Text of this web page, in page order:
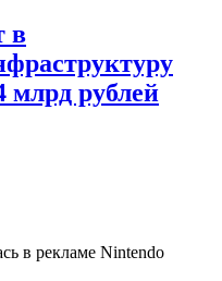
в
млрд рублей
в рекламе Nintendo